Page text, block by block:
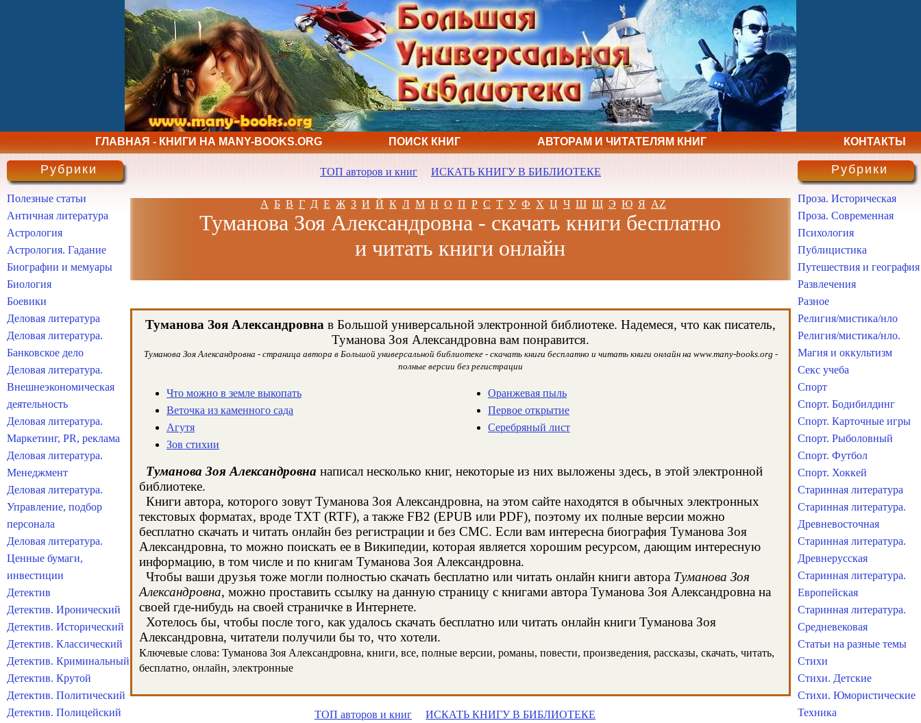
ГЛАВНАЯ - КНИГИ НА MANY-BOOKS.ORG ПОИСК КНИГ АВТОРАМ И ЧИТАТЕЛЯМ КНИГ КОНТАКТЫ
ТОП авторов и книг ИСКАТЬ КНИГУ В БИБЛИОТЕКЕ
А Б В Г Д Е Ж З И Й К Л М Н О П Р С Т У Ф Х Ц Ч Ш Щ Э Ю Я AZ
Туманова Зоя Александровна - скачать книги бесплатно
и читать книги онлайн
Туманова Зоя Александровна в Большой универсальной электронной библиотеке. Надемеся, что как писатель,
Туманова Зоя Александровна вам понравится.
Туманова Зоя Александровна - страница автора в Большой универсальной библиотеке - скачать книги бесплатно и читать книги онлайн на www.many-books.org -
полные версии без регистрации
Что можно в земле выкопать
Веточка из каменного сада
Агутя
Зов стихии
Оранжевая пыль
Первое открытие
Серебряный лист
Туманова Зоя Александровна написал несколько книг, некоторые из них выложены здесь, в этой электронной
библиотеке.
Книги автора, которого зовут Туманова Зоя Александровна, на этом сайте находятся в обычных электронных
текстовых форматах, вроде TXT (RTF), а также FB2 (EPUB или PDF), поэтому их полные версии можно
бесплатно скачать и читать онлайн без регистрации и без СМС. Если вам интересна биография Туманова Зоя
Александровна, то можно поискать ее в Википедии, которая является хорошим ресурсом, дающим интересную
информацию, в том числе и по книгам Туманова Зоя Александровна.
Чтобы ваши друзья тоже могли полностью скачать бесплатно или читать онлайн книги автора Туманова Зоя
Александровна, можно проставить ссылку на данную страницу с книгами автора Туманова Зоя Александровна на
своей где-нибудь на своей страничке в Интернете.
Хотелось бы, чтобы после того, как удалось скачать бесплатно или читать онлайн книги Туманова Зоя
Александровна, читатели получили бы то, что хотели.
Ключевые слова: Туманова Зоя Александровна, книги, все, полные версии, романы, повести, произведения, рассказы, скачать, читать,
бесплатно, онлайн, электронные
ТОП авторов и книг ИСКАТЬ КНИГУ В БИБЛИОТЕКЕ
Рубрики
Полезные статьи
Античная литература
Астрология
Астрология. Гадание
Биографии и мемуары
Биология
Боевики
Деловая литература
Деловая литература.
Банковское дело
Деловая литература.
Внешнеэкономическая
деятельность
Деловая литература.
Маркетинг, PR, реклама
Деловая литература.
Менеджмент
Деловая литература.
Управление, подбор
персонала
Деловая литература.
Ценные бумаги,
инвестиции
Детектив
Детектив. Иронический
Детектив. Исторический
Детектив. Классический
Детектив. Криминальный
Детектив. Крутой
Детектив. Политический
Детектив. Полицейский
Рубрики
Проза. Историческая
Проза. Современная
Психология
Публицистика
Путешествия и география
Развлечения
Разное
Религия/мистика/нло
Религия/мистика/нло.
Магия и оккультизм
Секс учеба
Спорт
Спорт. Бодибилдинг
Спорт. Карточные игры
Спорт. Рыболовный
Спорт. Футбол
Спорт. Хоккей
Старинная литература
Старинная литература.
Древневосточная
Старинная литература.
Древнерусская
Старинная литература.
Европейская
Старинная литература.
Средневековая
Статьи на разные темы
Стихи
Стихи. Детские
Стихи. Юмористические
Техника